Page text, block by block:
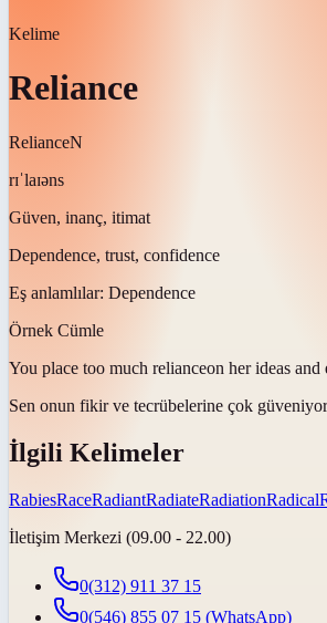
Kelime
Reliance
RelianceN
rɪˈlaɪəns
Güven, inanç, itimat
Dependence, trust, confidence
Eş anlamlılar: Dependence
Örnek Cümle
You place too much relianceon her ideas and
Sen onun fikir ve tecrübelerine çok
İlgili Kelimeler
RabiesRaceRadiantRadiateRadiationRadical
İletişim Merkezi (09.00 - 22.00)
0(312) 911 37 15
0(546) 855 07 15 (WhatsApp)